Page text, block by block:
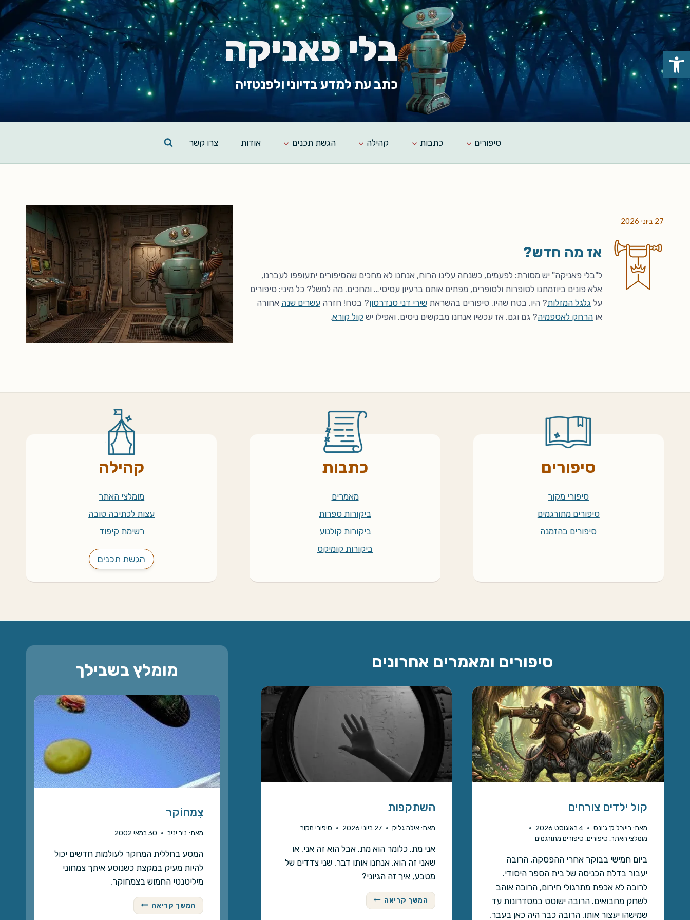
Skip
content
בלי פאניקה
כתב עת למדע בדיוני ולפנטזיה
סיפורים כתבות קהילה הגשת תכנים אודות צרו קשר
27 ביוני 2026
אז מה חדש?
ל"בלי פאניקה" יש מסורת: לפעמים, כשנחה עלינו הרוח, אנחנו לא מחכים שהסיפורים יתעופפו לעברנו,
אלא פונים ביוזמתנו לסופרות ולסופרים, מפתים אותם ברעיון עסיסי… ומחכים. מה למשל? כל מיני: סיפורים
על גלגל המזלות? היו, בטח שהיו. סיפורים בהשראת שירי דני סנדרסון? בטח! חזרה עשרים שנה אחורה
או הרחק לאספמיה? גם וגם. אז עכשיו אנחנו מבקשים ניסים. ואפילו יש קול קורא.
סיפורים
סיפורי מקור
סיפורים מתורגמים
סיפורים בהזמנה
כתבות
מאמרים
ביקורות ספרות
ביקורות קולנוע
ביקורות קומיקס
קהילה
מומלצי האתר
עצות לכתיבה טובה
רשימת קיפוד
הגשת תכנים
סיפורים ומאמרים אחרונים
קול ילדים צורחים
מאת: רייצ'ל ק' ג'ונס
4 באוגוסט 2026
מומלצי האתר, סיפורים, סיפורים מתורגמים
ביום חמישי בבוקר אחרי ההפסקה, הרובה
יעבור בדלת הכניסה של בית הספר היסודי.
לרובה לא אכפת מתרגולי חירום, הרובה אוהב
לשחק מחבואים. הרובה ישוטט במסדרונות עד
שמישהו יעצור אותו. הרובה כבר היה כאן בעבר,
השתקפות
מאת: אילה גליק 27 ביוני 2026 סיפורי מקור
אני מת. כלומר הוא מת. אבל הוא זה אני. או
שאני זה הוא. אנחנו אותו דבר, שני צדדים של
מטבע, איך זה הגיוני?
המשך קריאה ה
ש
מומלץ בשבילך
צִמחוֹקר
מאת: ניר יניב 30 במאי 2002
המסע בחללית המחקר לעולמות חדשים יכול
להיות מעיק במקצת כשנוסע איתך צמחוני
מיליטנטי החמוש בצמחוקר.
המשך קריאהצִ
מ
פתח סרגל נגישות